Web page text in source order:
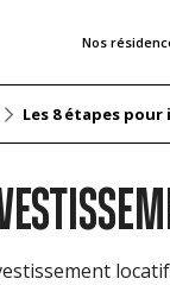
Nos
Les 8 étapes